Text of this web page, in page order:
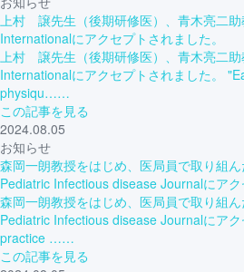
上村 譲先生（後期研修医）、青木亮二
Internationalにアクセプトされました。
上村 譲先生（後期研修医）、青木亮二
Internationalにアクセプトされました。
physiqu……
この記事を見る
2024.08.05
お知らせ
森岡一朗教授をはじめ、医局員で取り組
Pediatric Infectious disease Journalにアク
森岡一朗教授をはじめ、医局員で取り組
Pediatric Infectious disease Journalにア
practice ……
この記事を見る